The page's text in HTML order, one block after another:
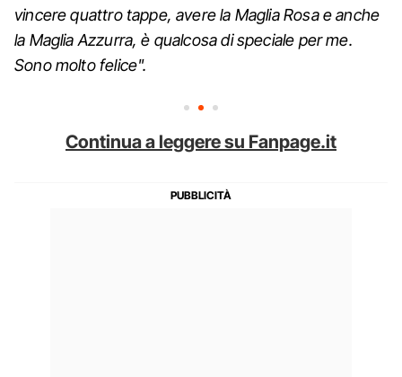
vincere quattro tappe, avere la Maglia Rosa e anche
la Maglia Azzurra, è qualcosa di speciale per me.
Sono molto felice".
Continua a leggere su Fanpage.it